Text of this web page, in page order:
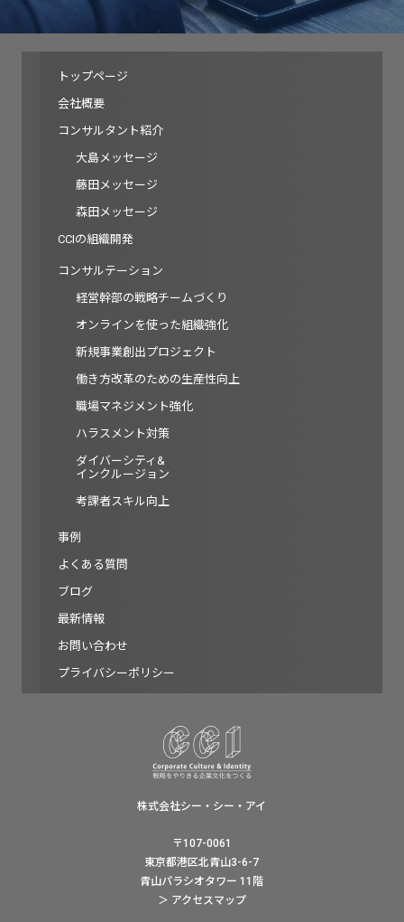
トップページ
会社概要
コンサルタント紹介
大島メッセージ
藤田メッセージ
森田メッセージ
CCIの組織開発
コンサルテーション
経営幹部の戦略チームづくり
オンラインを使った組織強化
新規事業創出プロジェクト
働き方改革のための生産性向上
職場マネジメント強化
ハラスメント対策
ダイバーシティ&
インクルージョン
考課者スキル向上
事例
よくある質問
ブログ
最新情報
お問い合わせ
プライバシーポリシー
株式会社シー・シー・アイ
〒107-0061
東京都港区北青山3-6-7
青山パラシオタワー 11階
＞ アクセスマップ